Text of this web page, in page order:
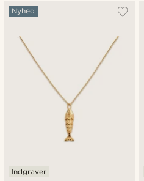
Nyhed
Indgraver